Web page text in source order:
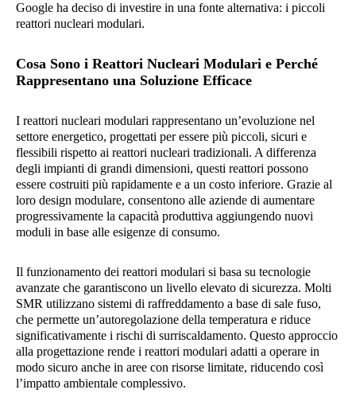
Google ha deciso di investire in una fonte alternativa: i piccoli
reattori nucleari modulari.
Cosa Sono i Reattori Nucleari Modulari e Perché
Rappresentano una Soluzione Efficace
I reattori nucleari modulari rappresentano un’evoluzione nel
settore energetico, progettati per essere più piccoli, sicuri e
flessibili rispetto ai reattori nucleari tradizionali. A differenza
degli impianti di grandi dimensioni, questi reattori possono
essere costruiti più rapidamente e a un costo inferiore. Grazie al
loro design modulare, consentono alle aziende di aumentare
progressivamente la capacità produttiva aggiungendo nuovi
moduli in base alle esigenze di consumo.
Il funzionamento dei reattori modulari si basa su tecnologie
avanzate che garantiscono un livello elevato di sicurezza. Molti
SMR utilizzano sistemi di raffreddamento a base di sale fuso,
che permette un’autoregolazione della temperatura e riduce
significativamente i rischi di surriscaldamento. Questo approccio
alla progettazione rende i reattori modulari adatti a operare in
modo sicuro anche in aree con risorse limitate, riducendo così
l’impatto ambientale complessivo.